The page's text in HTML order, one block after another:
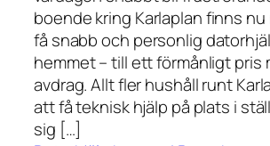
boende kring Karlaplan finns
få snabb och personlig
hemmet – till ett förmånligt pris
avdrag. Allt fler hushåll runt
att få teknisk hjälp på plats i
sig […]